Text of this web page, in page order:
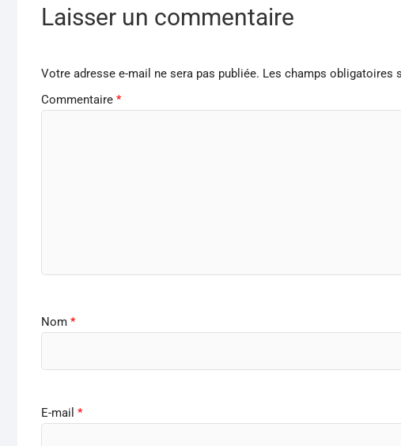
Laisser un commentaire
Votre adresse e-mail ne sera pas publiée. Les champs obligatoires
Commentaire *
Nom *
E-mail *